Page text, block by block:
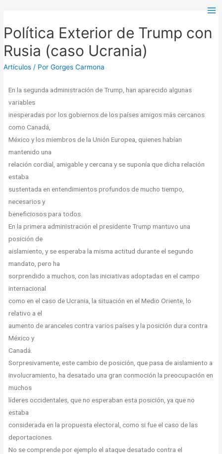
Política Exterior de Trump con
Rusia (caso Ucrania)
Artículos / PorGorges Carmona
En la segunda administración de Trump, han aparecido algunas
variables
inesperadas por los gobiernos de los países amigos más cercanos
como Canadá,
México y los miembros de la Unión Europea, quienes habían
mantenido una
relación cordial, amigable y cercana y se suponía que dicha relación
estaba
sustentada en entendimientos profundos de mucho tiempo,
necesarios y
beneficiosos para todos.
En la primera administración el presidente Trump mantuvo una
posición de
aislamiento, y se esperaba la misma actitud durante el segundo
mandato, pero ha
sorprendido a muchos, con las iniciativas adoptadas en el campo
internacional
como en el caso de Ucrania, la situación en el Medio Oriente, lo
relativo a el
aumento de aranceles contra varios países y la posición dura contra
México y
Canadá.
Sorpresivamente, este cambio de posición, que pasa de aislamiento a
involucramiento, ha desatado una gran conmoción la preocupación en
muchos
líderes occidentales, que no esperaban esta posición, ya que no
estaba
considerada en la propuesta electoral, como si fue el caso de las
deportaciones.
No se comprende por ejemplo el ataque desatado contra el